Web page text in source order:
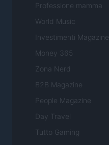
Professione mamma
World Music
Investimenti Magazine
Money 365
Zona Nerd
B2B Magazine
People Magazine
Day Travel
Tutto Gaming